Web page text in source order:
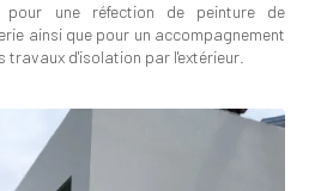
pour une réfection de peinture de
ainsi que pour un accompagnement
travaux d'isolation par l'extérieur.